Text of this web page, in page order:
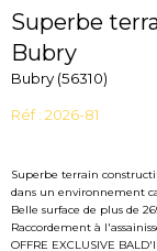
Superbe
Bubry
Bubry (56310)
Réf : 2026-81
Superbe terrain
dans un environnement
Belle surface de plus de
Raccordement à
OFFRE EXCLUSIVE